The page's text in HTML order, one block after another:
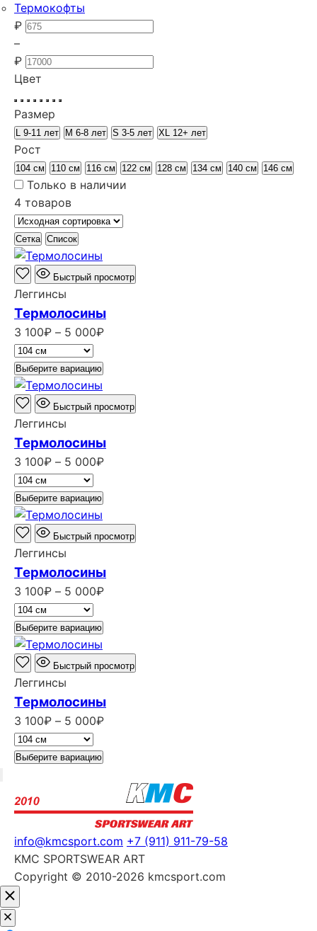
Термокофты
₽
–
₽
Цвет
Размер
L 9-11 лет M 6-8 лет S 3-5 лет XL 12+ лет
Рост
104 см 110 см 116 см 122 см 128 см 134 см 140 см 146 см
Только в наличии
4 товаров
Сетка Список
Быстрый просмотр
Леггинсы
Термолосины
3 100₽ – 5 000₽Диапазон
–
000₽
Выберите вариацию
Быстрый просмотр
Леггинсы
Термолосины
3 100₽ – 5 000₽Диапазон
–
000₽
Выберите вариацию
Быстрый просмотр
Леггинсы
Термолосины
3 100₽ – 5 000₽Диапазон
–
000₽
Выберите вариацию
Быстрый просмотр
Леггинсы
Термолосины
3 100₽ – 5 000₽Диапазон
5
000₽
Выберите вариацию
info@kmcsport.com +7 (911) 911-79-58
KMC SPORTSWEAR ART
Copyright © 2010-2026 kmcsport.com